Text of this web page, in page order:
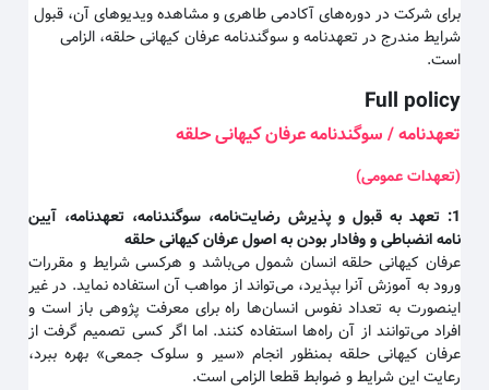
برای شرکت در دوره‌های آکادمی طاهری و مشاهده ویدیوهای آن، قبول
شرایط مندرج در تعهدنامه و سوگندنامه عرفان کیهانی حلقه، الزامی
است.
Full policy
تعهدنامه / سوگندنامه عرفان کیهانی حلقه
(تعهدات عمومی)
تعهد به قبول و پذیرش رضایت‌نامه، سوگندنامه، تعهدنامه، آیین
نامه انضباطی و وفادار بودن به اصول عرفان کیهانی حلقه
عرفان کیهانی حلقه انسان شمول می‌باشد و هرکسی شرایط و مقررات
ورود به آموزش آنرا بپذیرد، می‌تواند از مواهب آن استفاده نماید. در غیر
اینصورت به تعداد نفوس انسان‌ها راه برای معرفت پژوهی باز است و
افراد می‌توانند از آن راه‌ها استفاده کنند. اما اگر کسی تصمیم گرفت از
عرفان کیهانی حلقه بمنظور انجام «سیر و سلوک جمعی» بهره ببرد،
رعایت این شرایط و ضوابط قطعا الزامی است.